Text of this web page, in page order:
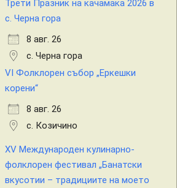
Трети Празник на качамака 2026 в
с. Черна гора
8 авг. 26
с. Черна гора
VI Фолклорен събор „Еркешки
корени“
8 авг. 26
с. Козичино
XV Международен кулинарно-
фолклорен фестивал „Банатски
вкусотии – традициите на моето